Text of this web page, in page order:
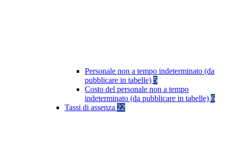
Personale non a tempo indeterminato (da
pubblicare in tabelle) 5
Costo del personale non a tempo
indeterminato (da pubblicare in tabelle) 6
Tassi di assenza 22